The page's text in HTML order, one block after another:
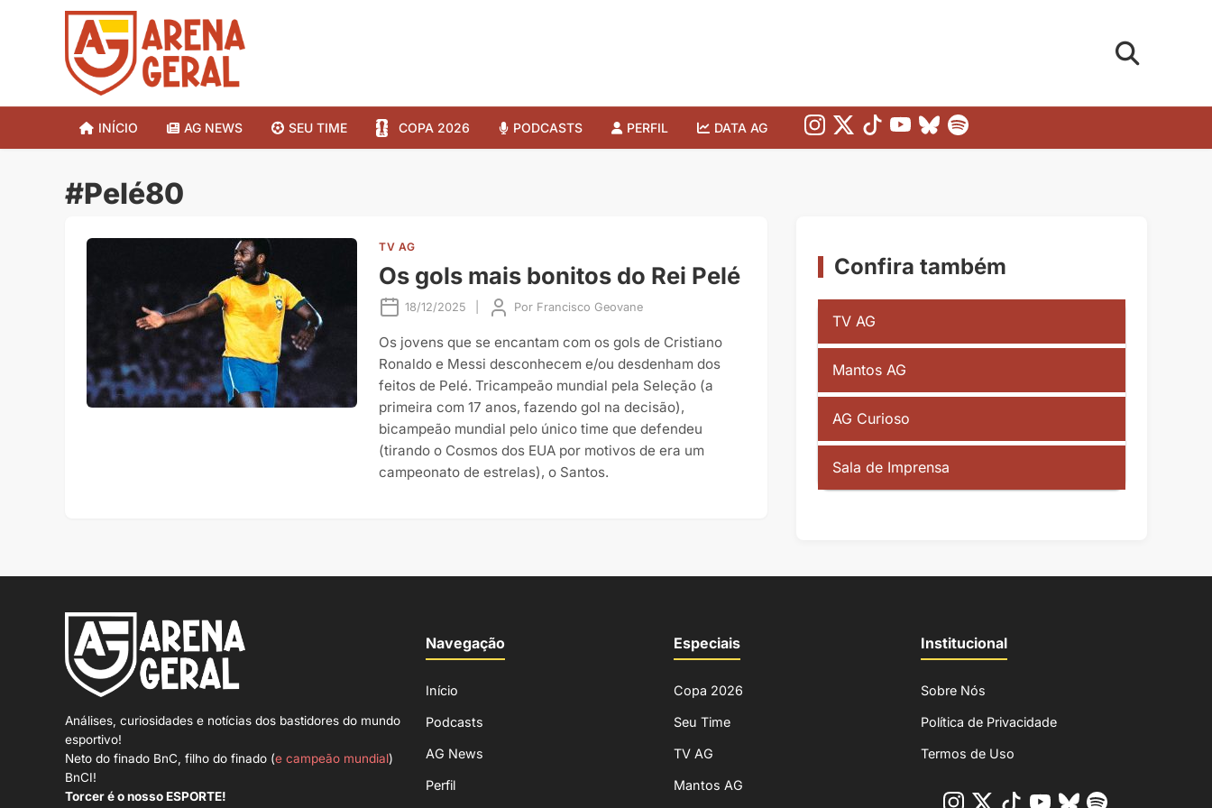
INÍCIO AG NEWS SEU TIME COPA 2026 PODCASTS PERFIL DATA AG
#Pelé80
TV AG
Os gols mais bonitos do Rei Pelé
18/12/2025 Por Francisco Geovane
Os jovens que se encantam com os gols de Cristiano
Ronaldo e Messi desconhecem e/ou desdenham dos
feitos de Pelé. Tricampeão mundial pela Seleção (a
primeira com 17 anos, fazendo gol na decisão),
bicampeão mundial pelo único time que defendeu
(tirando o Cosmos dos EUA por motivos de era um
campeonato de estrelas), o Santos.
Confira também
TV AG
Mantos AG
AG Curioso
Sala de Imprensa
Análises, curiosidades e notícias dos bastidores do mundo
esportivo!
Neto do finado BnC, filho do finado (e campeão mundial)
BnCI!
Torcer é o nosso ESPORTE!
Navegação
Início
Podcasts
AG News
Perfil
Especiais
Copa 2026
Seu Time
TV AG
Mantos AG
Institucional
Sobre Nós
Política de Privacidade
Termos de Uso